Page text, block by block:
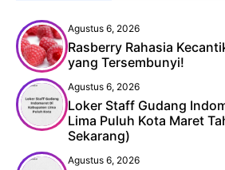
Agustus 6, 2026
Rasberry Rahasia
yang Tersembunyi!
Agustus 6, 2026
Loker Staff Gudang
Lima Puluh Kota Maret
Sekarang)
Agustus 6, 2026